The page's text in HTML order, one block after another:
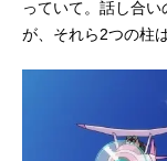
っていて。話し合
が、それら2つの柱